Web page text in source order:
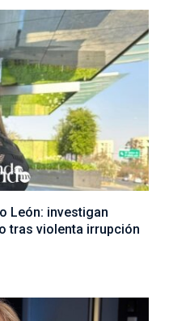
León: investigan
tras violenta irrupción